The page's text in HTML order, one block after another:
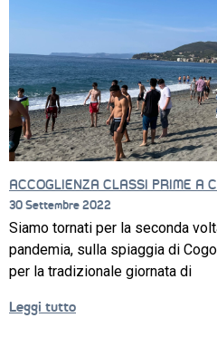
EDUCATIVO
ORIENTAMENTO
QUALITÀ
E
EXTRA
CONTATTI
ACCOGLIENZA CLASSI PRIME A
30 Settembre 2022
Siamo tornati per la seconda
pandemia, sulla spiaggia di
per la tradizionale giornata di
Leggi tutto